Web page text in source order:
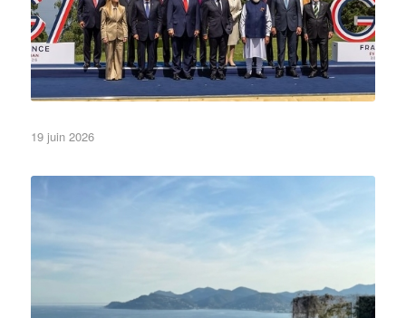
•Lettres et Logos•
19 juin 2026
Et oui, nos lettres sont aussi waterproof !